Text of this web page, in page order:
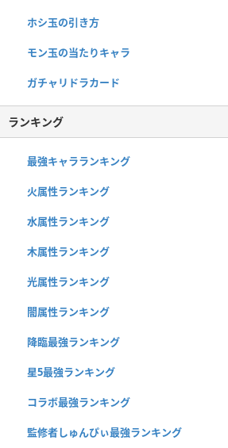
ホシ玉の引き方
モン玉の当たりキャラ
ガチャリドラカード
ランキング
最強キャラランキング
火属性ランキング
水属性ランキング
木属性ランキング
光属性ランキング
闇属性ランキング
降臨最強ランキング
星5最強ランキング
コラボ最強ランキング
監修者しゅんぴぃ最強ランキング